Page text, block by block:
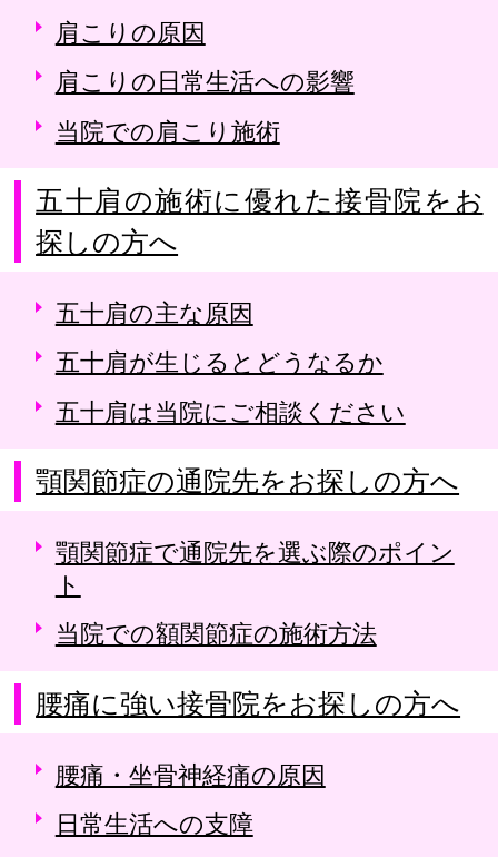
肩こりの原因
肩こりの日常生活への影響
当院での肩こり施術
五十肩の施術に優れた接骨院をお
探しの方へ
五十肩の主な原因
五十肩が生じるとどうなるか
五十肩は当院にご相談ください
顎関節症の通院先をお探しの方へ
顎関節症で通院先を選ぶ際のポイン
ト
当院での額関節症の施術方法
腰痛に強い接骨院をお探しの方へ
腰痛・坐骨神経痛の原因
日常生活への支障